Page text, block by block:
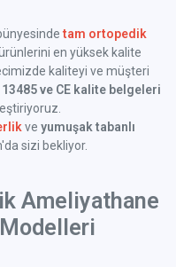
tam ortopedik
en yüksek kalite
kaliteyi ve müşteri
13485 ve CE kalite belgeleri
ve yumuşak tabanlı
sizi bekliyor.
Ameliyathane